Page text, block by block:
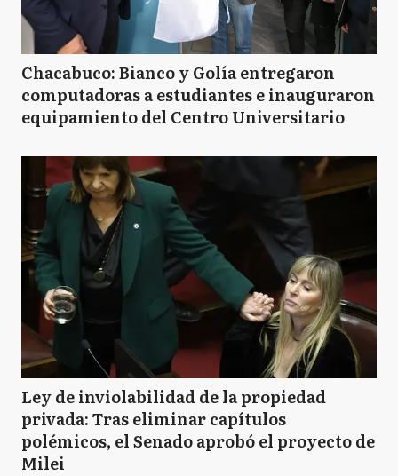
Chacabuco: Bianco y Golía entregaron
computadoras a estudiantes e inauguraron
equipamiento del Centro Universitario
Ley de inviolabilidad de la propiedad
privada: Tras eliminar capítulos
polémicos, el Senado aprobó el proyecto de
Milei